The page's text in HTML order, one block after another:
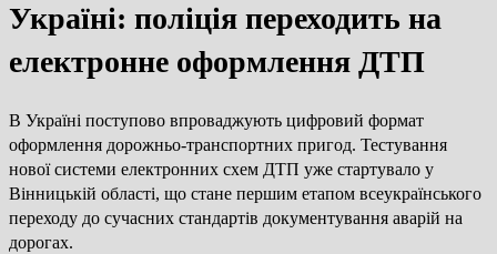
Україні: поліція переходить на
електронне оформлення ДТП
В Україні поступово впроваджують цифровий формат
оформлення дорожньо-транспортних пригод. Тестування
нової системи електронних схем ДТП уже стартувало у
Вінницькій області, що стане першим етапом всеукраїнського
переходу до сучасних стандартів документування аварій на
дорогах.